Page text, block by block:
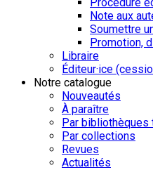
Note aux
Soumettre
Promotion,
Libraire
Éditeur·ice
Notre catalogue
Nouveautés
À paraître
Par bibliothèques
Par collections
Revues
Actualités